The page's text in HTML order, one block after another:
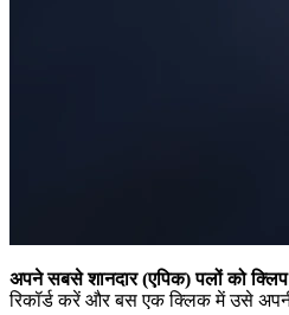
अपने सबसे शानदार (एपिक) पलों को
रिकॉर्ड करें और बस एक क्लिक में उसे